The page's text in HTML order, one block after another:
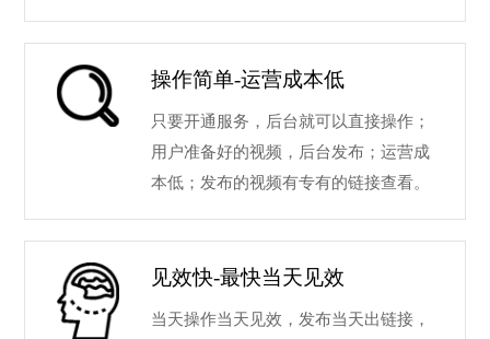
操作简单-运营成本低
只要开通服务，后台就可以直接操作；
用户准备好的视频，后台发布；运营成
本低；发布的视频有专有的链接查看。
见效快-最快当天见效
当天操作当天见效，发布当天出链接，